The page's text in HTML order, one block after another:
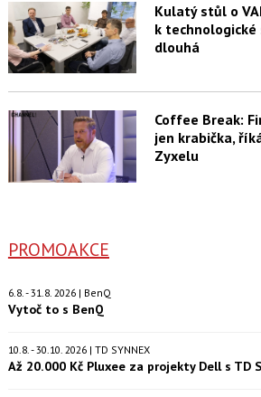
Kulatý stůl o
k technologické
dlouhá
Coffee Break:
jen krabička,
Zyxelu
PROMOAKCE
6.8. - 31.8. 2026 | BenQ
Vytoč to s BenQ
10.8. - 30.10. 2026 | TD SYNNEX
Až 20.000 Kč Pluxee za projekty Dell s TD